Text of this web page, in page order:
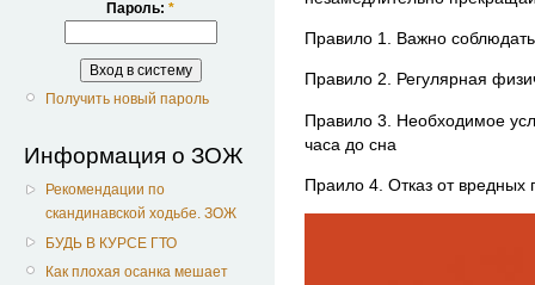
Пароль: *
Получить новый пароль
Информация о ЗОЖ
Рекомендации по
скандинавской ходьбе. ЗОЖ
БУДЬ В КУРСЕ ГТО
Как плохая осанка мешает
Правило 1. Важно
Правило 2. Регулярная
Правило 3. Необходимое
часа до сна
Праило 4. Отказ от вредных